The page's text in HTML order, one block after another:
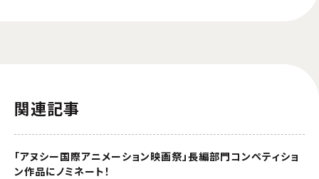
関連記事
「アヌシー国際アニメーション映画祭」長編部門コンペティショ
ン作品にノミネート！